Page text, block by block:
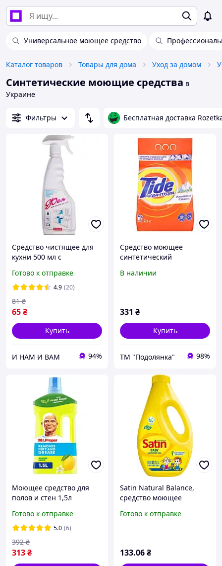
Универсальное моющее средство
Каталог товаров Товары для дома Уход за домом
Синтетические моющие средства в
Украине
Фильтры Бесплатная доставка
Средство чистящее для
кухни 500 мл с
Готово к отправке
4.9 (20)
65₴
81 ₴
Купить
И НАМ И ВАМ 94%
Средство моющее
синтетический
Аква-Пудра автомат 2.1 кг
В наличии
331 ₴
Купить
ТМ "Подолянка" 98%
Моющее средство для
полов и стен 1,5л
Готово к отправке
5.0 (6)
313₴
392 ₴
Satin Natural Balance,
средство моющее
стирки детской одежды
Готово к отправке
133.06₴